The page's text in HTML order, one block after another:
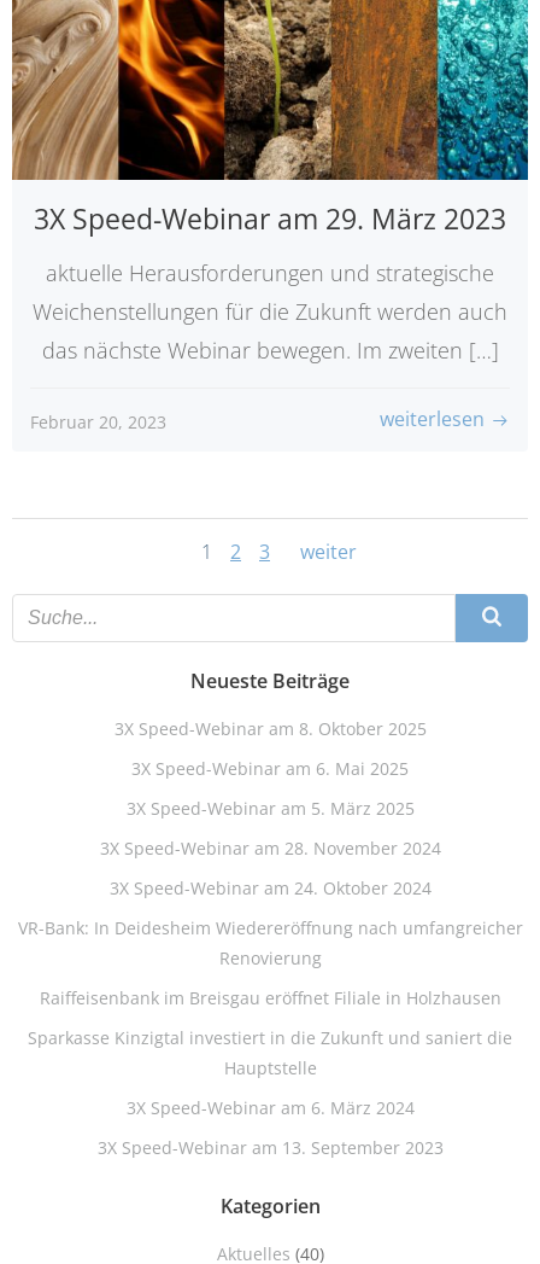
3X Speed-Webinar am 29. März 2023
aktuelle Herausforderungen und strategische
Weichenstellungen für die Zukunft werden auch
das nächste Webinar bewegen. Im zweiten […]
Februar 20, 2023 weiterlesen
Posts
navigation
Page
1 Page
2 Page
3
Posts
weiter
Neueste Beiträge
3X Speed-Webinar am 8. Oktober 2025
3X Speed-Webinar am 6. Mai 2025
3X Speed-Webinar am 5. März 2025
3X Speed-Webinar am 28. November 2024
3X Speed-Webinar am 24. Oktober 2024
VR-Bank: In Deidesheim Wiedereröffnung nach umfangreicher
Renovierung
Raiffeisenbank im Breisgau eröffnet Filiale in Holzhausen
Sparkasse Kinzigtal investiert in die Zukunft und saniert die
Hauptstelle
3X Speed-Webinar am 6. März 2024
3X Speed-Webinar am 13. September 2023
Kategorien
Aktuelles (40)